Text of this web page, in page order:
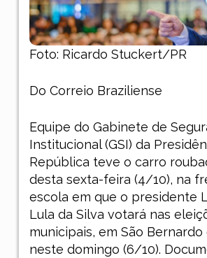
Foto: Ricardo Stuckert/PR
Do Correio Braziliense
Equipe do Gabinete de
Institucional (GSI) da
República teve o carro
desta sexta-feira (4/10), na
escola em que o presidente
Lula da Silva votará nas
municipais, em São Bernardo
neste domingo (6/10).